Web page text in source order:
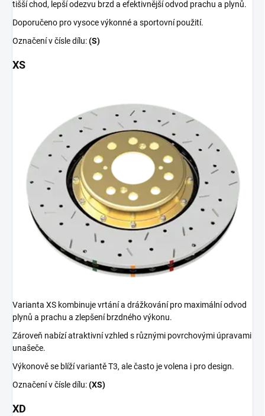
tišší chod, lepší odezvu brzd a efektivnější odvod prachu a plynů.
Doporučeno pro vysoce výkonné a sportovní použití.
Označení v čísle dílu:(S)
XS
Varianta XS kombinuje vrtání a drážkování pro maximální odvod
plynů a prachu a zlepšení brzdného výkonu.
Zároveň nabízí atraktivní vzhled s různými povrchovými úpravami
unašeče.
Výkonově se blíží variantě T3, ale často je volena i pro design.
Označení v čísle dílu:(XS)
XD